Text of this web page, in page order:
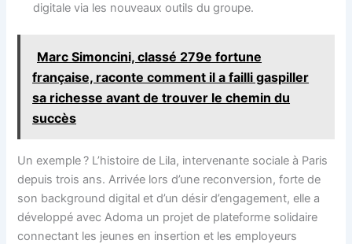
digitale via les nouveaux outils du groupe.
Marc Simoncini, classé 279e fortune
française, raconte comment il a failli gaspiller
sa richesse avant de trouver le chemin du
succès
Un exemple ? L’histoire de Lila, intervenante sociale à Paris
depuis trois ans. Arrivée lors d’une reconversion, forte de
son background digital et d’un désir d’engagement, elle a
développé avec Adoma un projet de plateforme solidaire
connectant les jeunes en insertion et les employeurs